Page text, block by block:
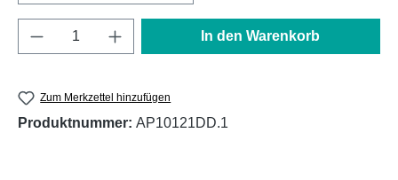
Produkt Anzahl: Gib den gewünschten
In den Warenkorb
Zum Merkzettel hinzufügen
Produktnummer: AP10121DD.1